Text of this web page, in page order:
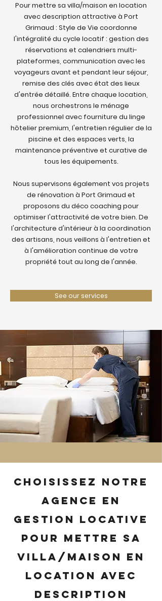
Pour mettre sa villa/maison en location
avec description attractive à Port
Grimaud : Style de Vie coordonne
l'intégralité du cycle locatif : gestion des
réservations et calendriers multi-
plateformes, communication avec les
voyageurs avant et pendant leur séjour,
remise des clés avec état des lieux
d'entrée détaillé. Entre chaque location,
nous orchestrons le ménage
professionnel avec fourniture du linge
hôtelier premium, l'entretien régulier de la
piscine et des espaces verts, la
maintenance préventive et curative de
tous les équipements.
Nous supervisons également vos projets
de rénovation à Port Grimaud et
proposons du déco coaching pour
optimiser l'attractivité de votre bien. De
l'architecture d'intérieur à la coordination
des artisans, nous veillons à l'entretien et
à l'amélioration continue de votre
propriété tout au long de l'année.
See our services
Choisissez notre
agence en
gestion locative
pour mettre sa
villa/maison en
location avec
description